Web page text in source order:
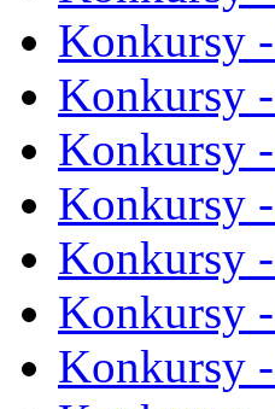
Konkursy
Konkursy
Konkursy
Konkursy
Konkursy
Konkursy
Konkursy